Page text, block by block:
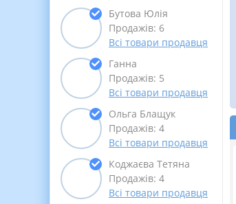
Бутова Юлія
Продажів: 6
Всі товари продавця
Ганна
Продажів: 5
Всі товари продавця
Ольга Блащук
Продажів: 4
Всі товари продавця
Коджаєва Тетяна
Продажів: 4
Всі товари продавця